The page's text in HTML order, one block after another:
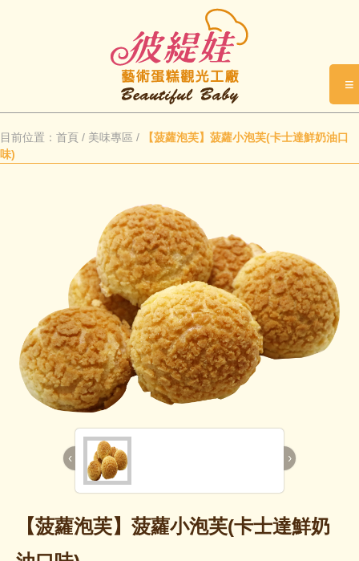
≡
目前位置： 首頁 / 美味專區 /
【菠蘿泡芙】菠蘿小泡芙(卡士達鮮奶油口
味)
‹ ›
【菠蘿泡芙】菠蘿小泡芙(卡士達鮮奶